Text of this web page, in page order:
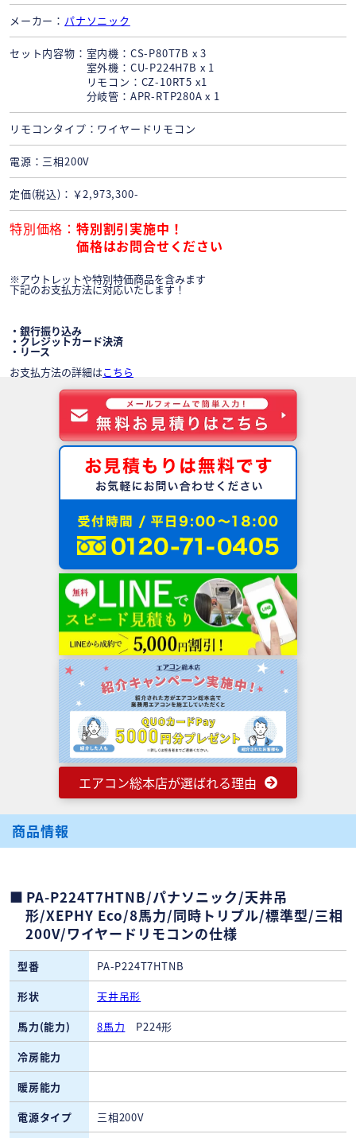
メーカー パナソニック
セット内容物
室内機：CS-P80T7B x 3
室外機：CU-P224H7B x 1
リモコン：CZ-10RT5 x1
分岐管：APR-RTP280A x 1
リモコンタイプ ワイヤードリモコン
電源 三相200V
定価(税込) ￥2,973,300-
特別価格
特別割引実施中！
価格はお問合せください
※アウトレットや特別特価商品を含みます
下記のお支払方法に対応いたします！
・銀行振り込み
・クレジットカード決済
・リース
お支払方法の詳細はこちら
エアコン総本店が選ばれる理由
商品情報
PA-P224T7HTNB/パナソニック/天井吊
形/XEPHY Eco/8馬力/同時トリプル/標準型/三相
200V/ワイヤードリモコンの仕様
型番
PA-P224T7HTNB
形状
天井吊形
馬力(能力)
8馬力 P224形
冷房能力
暖房能力
電源タイプ
三相200V